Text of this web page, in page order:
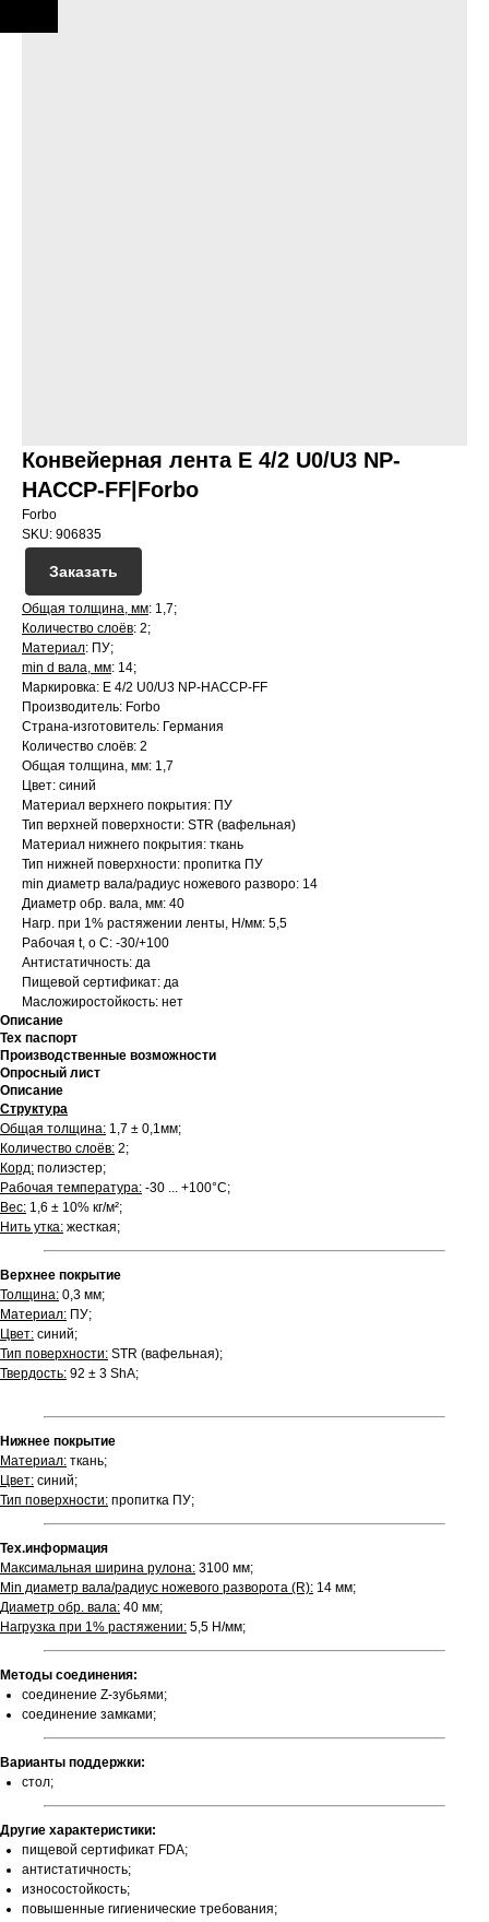
Конвейерная лента E 4/2 U0/U3 NP-
HACCP-FF|Forbo
Forbo
SKU: 906835
Заказать
Общая толщина, мм: 1,7;
Количество слоёв: 2;
Материал: ПУ;
min d вала, мм: 14;
Маркировка: E 4/2 U0/U3 NP-HACCP-FF
Производитель: Forbo
Страна-изготовитель: Германия
Количество слоёв: 2
Общая толщина, мм: 1,7
Цвет: синий
Материал верхнего покрытия: ПУ
Тип верхней поверхности: STR (вафельная)
Материал нижнего покрытия: ткань
Тип нижней поверхности: пропитка ПУ
min диаметр вала/радиус ножевого разворо: 14
Диаметр обр. вала, мм: 40
Нагр. при 1% растяжении ленты, Н/мм: 5,5
Рабочая t, о С: -30/+100
Антистатичность: да
Пищевой сертификат: да
Масложиростойкость: нет
Описание
Тех паспорт
Производственные возможности
Опросный лист
Описание
Структура
Общая толщина: 1,7 ± 0,1мм;
Количество слоёв: 2;
Корд: полиэстер;
Рабочая температура: -30 ... +100°С;
Вес: 1,6 ± 10% кг/м²;
Нить утка: жесткая;
Верхнее покрытие
Толщина: 0,3 мм;
Материал: ПУ;
Цвет: синий;
Тип поверхности: STR (вафельная);
Твердость: 92 ± 3 ShA;
Нижнее покрытие
Материал: ткань;
Цвет: синий;
Тип поверхности: пропитка ПУ;
Тех.информация
Максимальная ширина рулона: 3100 мм;
Min диаметр вала/радиус ножевого разворота (R): 14 мм;
Диаметр обр. вала: 40 мм;
Нагрузка при 1% растяжении: 5,5 Н/мм;
Методы соединения:
соединение Z-зубьями;
соединение замками;
Варианты поддержки:
стол;
Другие характеристики:
пищевой сертификат FDA;
антистатичность;
износостойкость;
повышенные гигиенические требования;